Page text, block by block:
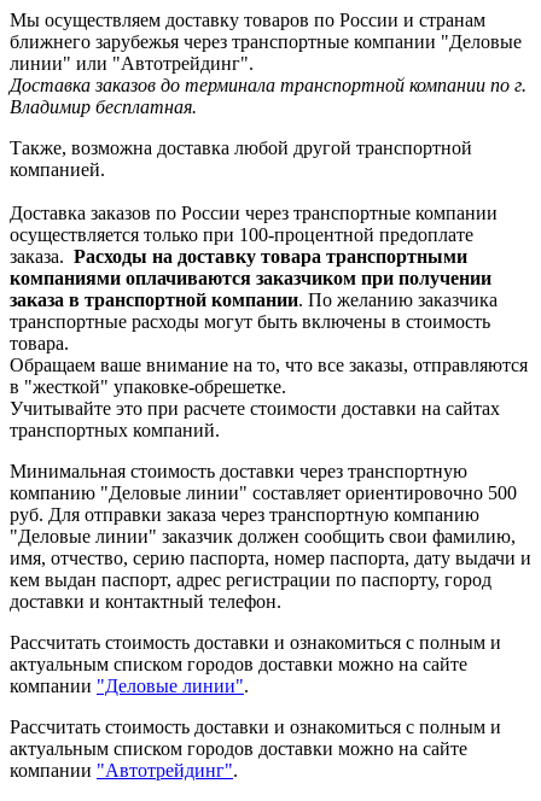
Мы осуществляем доставку товаров по России и странам
ближнего зарубежья через транспортные компании "Деловые
линии" или "Автотрейдинг".
Доставка заказов до терминала транспортной компании по г.
Владимир бесплатная.
Также, возможна доставка любой другой транспортной
компанией.
Доставка заказов по России через транспортные компании
осуществляется только при 100-процентной предоплате
заказа. Расходы на доставку товара транспортными
компаниями оплачиваются заказчиком при получении
заказа в транспортной компании. По желанию заказчика
транспортные расходы могут быть включены в стоимость
товара.
Обращаем ваше внимание на то, что все заказы, отправляются
в "жесткой" упаковке-обрешетке.
Учитывайте это при расчете стоимости доставки на сайтах
транспортных компаний.
Минимальная стоимость доставки через транспортную
компанию "Деловые линии" составляет ориентировочно 500
руб. Для отправки заказа через транспортную компанию
"Деловые линии" заказчик должен сообщить свои фамилию,
имя, отчество, серию паспорта, номер паспорта, дату выдачи и
кем выдан паспорт, адрес регистрации по паспорту, город
доставки и контактный телефон.
Рассчитать стоимость доставки и ознакомиться с полным и
актуальным списком городов доставки можно на сайте
компании "Деловые линии".
Рассчитать стоимость доставки и ознакомиться с полным и
актуальным списком городов доставки можно на сайте
компании "Автотрейдинг".